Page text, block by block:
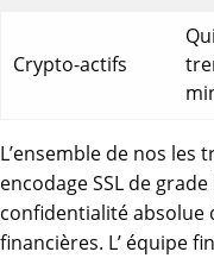
Crypto-actifs
L’ensemble de nos
encodage SSL de
confidentialité absolue
financières. L’ équipe